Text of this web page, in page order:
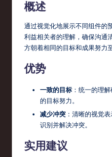
d
In
o
概述
通过视觉化地展示不同组件的
利益相关者的理解，确保沟通
方朝着相同的目标和成果努力
优势
一致的目标 ：统一的理
的目标努力。
减少冲突 ：清晰的视觉
识别并解决冲突。
实用建议